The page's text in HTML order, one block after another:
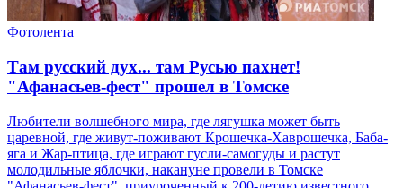
Фотолента
Там русский дух... там Русью пахнет!
"Афанасьев-фест" прошел в Томске
Любители волшебного мира, где лягушка может быть
царевной, где живут-поживают Крошечка-Хаврошечка, Баба-
яга и Жар-птица, где играют гусли-самогуды и растут
молодильные яблочки, накануне провели в Томске